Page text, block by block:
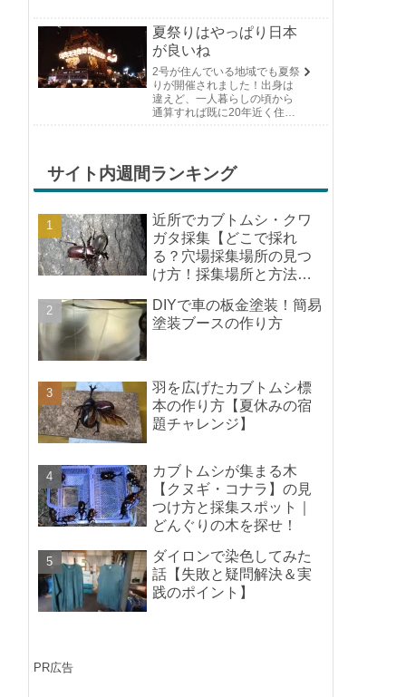
夏祭りはやっぱり日本
が良いね
2号が住んでいる地域でも夏祭
りが開催されました！出身は
違えど、一人暮らしの頃から
通算すれば既に20年近く住ん
す。そして、それは2号嫁も同
じようで、夏祭りが近いづい...
サイト内週間ランキング
近所でカブトムシ・クワ
ガタ採集【どこで採れ
る？穴場採集場所の見つ
け方！採集場所と方法や
DIYで車の板金塗装！簡易
塗装ブースの作り方
羽を広げたカブトムシ標
本の作り方【夏休みの宿
題チャレンジ】
カブトムシが集まる木
【クヌギ・コナラ】の見
つけ方と採集スポット｜
どんぐりの木を探せ！
ダイロンで染色してみた
話【失敗と疑問解決＆実
践のポイント】
PR広告